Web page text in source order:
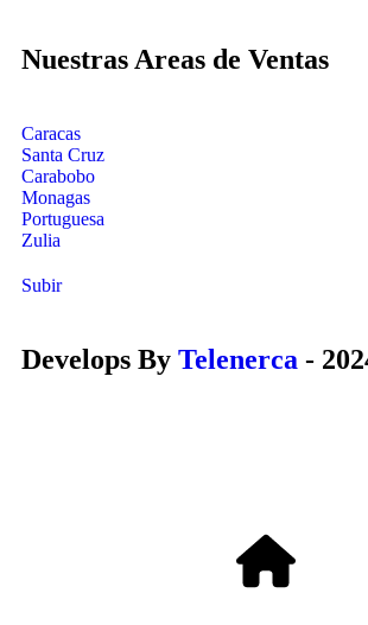
Nuestras Areas de Ventas
Caracas
Santa Cruz
Carabobo
Monagas
Portuguesa
Zulia
Subir
Develops By Telenerca -